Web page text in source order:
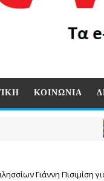
ΚΟΙΝΩΝΙΑ
Γιάννη Πισιμίση